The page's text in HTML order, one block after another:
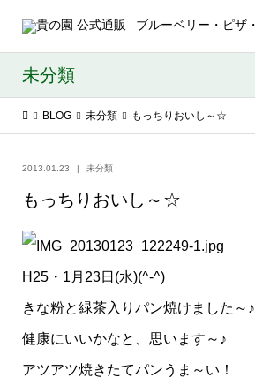
未分類
BLOG 未分類 もっちりおいし～☆
2013.01.23 未分類
もっちりおいし～☆
H25・1月23日(水)(^-^)
きな粉と緑茶入りパン焼けました～♪
健康にいいかなと、思います～♪
アツアツ焼きたてパンうま～い！